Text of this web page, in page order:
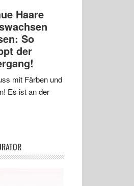
Haare
So
der
mit Färben und
Es ist an der